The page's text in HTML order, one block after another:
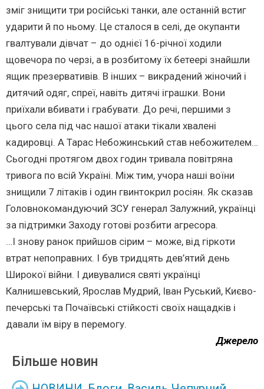
зміг знищити три російські танки, але останній встиг
ударити й по ньому. Це сталося в селі, де окупанти
гвалтували дівчат – до однієї 16-річної ходили
щовечора по черзі, а в розбитому їх бетеері знайшли
ящик презервативів. В інших – викрадений жіночий і
дитячий одяг, спреї, навіть дитячі іграшки. Вони
приїхали вбивати і грабувати. До речі, першими з
цього села під час нашої атаки тікали хвалені
кадировці. А Тарас Небожинський став небожителем…
Сьогодні протягом двох годин тривала повітряна
тривога по всій Україні. Між тим, учора наші воїни
знищили 7 літаків і один гвинтокрил росіян. Як сказав
Головнокомандуючий ЗСУ генерал Залужний, українці
за підтримки Заходу готові розбити агресора.
…І знову ранок прийшов сірим – може, від гіркоти
втрат непоправних. І був тридцять дев’ятий день
Широкої війни. І дивувалися святі українці
Калнишевський, Ярослав Мудрий, Іван Руський, Києво-
печерські та Почаївські стійкості своїх нащадків і
давали їм віру в перемогу.
Джерело
Більше новин